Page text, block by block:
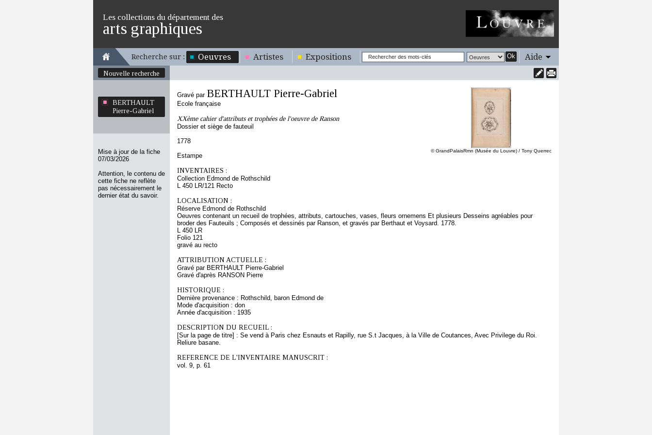
Les collections du département des
arts graphiques
Recherche sur : Oeuvres Artistes Expositions Ok Aide
Nouvelle recherche
BERTHAULT
Pierre-Gabriel
Mise à jour de la fiche
07/03/2026
Attention, le contenu de
cette fiche ne reflète
pas nécessairement le
dernier état du savoir.
© GrandPalaisRmn (Musée du Louvre) / Tony Querrec
Gravé par BERTHAULT Pierre-Gabriel
Ecole française
XXème cahier d'attributs et trophées de l'oeuvre de Ranson
Dossier et siège de fauteuil
1778
Estampe
INVENTAIRES :
Collection Edmond de Rothschild
L 450 LR/121 Recto
LOCALISATION :
Réserve Edmond de Rothschild
Oeuvres contenant un recueil de trophées, attributs, cartouches, vases, fleurs ornemens Et plusieurs Desseins agréables pour
broder des Fauteuils ; Composés et dessinés par Ranson, et gravés par Berthaut et Voysard. 1778.
L 450 LR
Folio 121
gravé au recto
ATTRIBUTION ACTUELLE :
Gravé par BERTHAULT Pierre-Gabriel
Gravé d'après RANSON Pierre
HISTORIQUE :
Dernière provenance : Rothschild, baron Edmond de
Mode d'acquisition : don
Année d'acquisition : 1935
DESCRIPTION DU RECUEIL :
[Sur la page de titre] : Se vend à Paris chez Esnauts et Rapilly, rue S.t Jacques, à la Ville de Coutances, Avec Privilege du Roi.
Reliure basane.
REFERENCE DE L'INVENTAIRE MANUSCRIT :
vol. 9, p. 61